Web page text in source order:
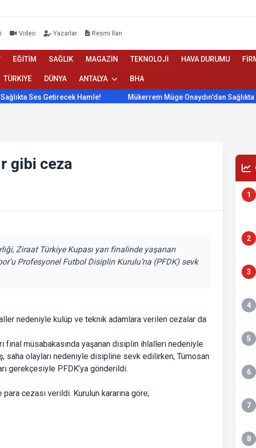
Video Yazarlar Resmi İlan
EĞİTİM SAĞLIK MAGAZİN TEKNOLOJİ HAVA DURUMU
TÜRKİYE DÜNYA ANTALYA BHA
Ses Getirecek Hamle! Mükerrem Müge Onaydın'dan Sağlıkta Ses
gibi ceza
Ziraat Türkiye Kupası yarı finalinde yaşanan
Profesyonel Futbol Disiplin Kurulu’na (PFDK) sevk
nedeniyle kulüp ve teknik adamlara verilen cezalar da
final müsabakasında yaşanan disiplin ihlalleri nedeniyle
saha olayları nedeniyle disipline sevk edilirken, Tümosan
gerekçesiyle PFDK’ya gönderildi.
para cezası verildi. Kurulun kararına göre;
1
2
3
4
5
6
7
8